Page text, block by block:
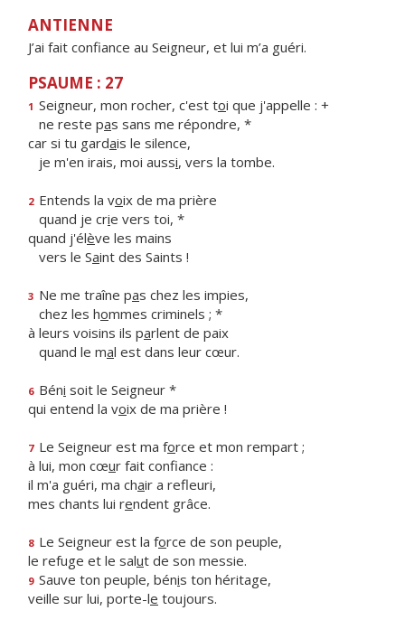
ANTIENNE
J’ai fait confiance au Seigneur, et lui m’a guéri.
PSAUME : 27
1 Seigneur, mon rocher, c'est toi que j'appelle : +
ne reste pas sans me répondre, *
car si tu gardais le silence,
je m'en irais, moi aussi, vers la tombe.
2 Entends la voix de ma prière
quand je crie vers toi, *
quand j'élève les mains
vers le Saint des Saints !
3 Ne me traîne pas chez les impies,
chez les hommes criminels ; *
à leurs voisins ils parlent de paix
quand le mal est dans leur cœur.
6 Béni soit le Seigneur *
qui entend la voix de ma prière !
7 Le Seigneur est ma force et mon rempart ;
à lui, mon cœur fait confiance :
il m'a guéri, ma chair a refleuri,
mes chants lui rendent grâce.
8 Le Seigneur est la force de son peuple,
le refuge et le salut de son messie.
9 Sauve ton peuple, bénis ton héritage,
veille sur lui, porte-le toujours.